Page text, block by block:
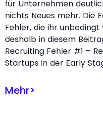
für Unternehmen
nichts Neues mehr. Die
Fehler, die ihr
deshalb in diesem
Recruiting Fehler #1 –
Startups in der Early
Mehr>